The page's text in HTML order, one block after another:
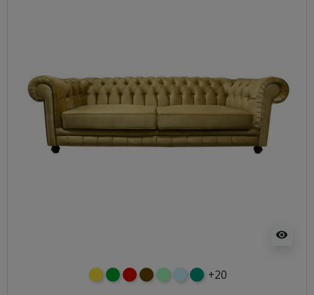
visibility
żółtyzielonyczerwony
czekoladowy
miętowybłękitny
turkusowy
+20